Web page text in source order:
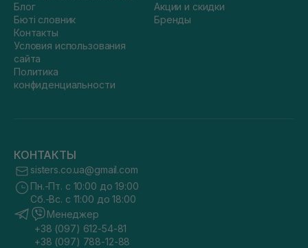
Блог
Бюті словник
Контакты
Условия использования
сайта
Политика
конфиденциальности
Акции и скидки
Бренды
КОНТАКТЫ
sisters.co.ua@gmail.com
Пн.-Пт. с 10:00 до 19:00
Сб.-Вс. с 11:00 до 18:00
Менеджер
+38 (097) 612-54-81
+38 (097) 788-12-88